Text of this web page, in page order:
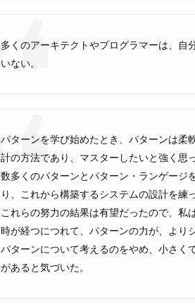
多くのアーキテクトやプログラマーは、自
いない。
パターンを学び始めたとき、パターンは柔
計の方法であり、マスターしたいと強く思っ
数多くのパターンとパターン・ランゲージ
り、これから構築するシステムの設計を練
これらの努力の結果は有望だったので、私
時が経つにつれて、パターンの力が、より
パターンについて考えるのをやめ、小さく
があると気づいた。